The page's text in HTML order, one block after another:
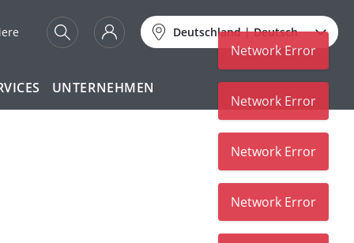
Deutschland|Deutsch
UNTERNEHMEN
Network Error
Network Error
Network Error
Network Error